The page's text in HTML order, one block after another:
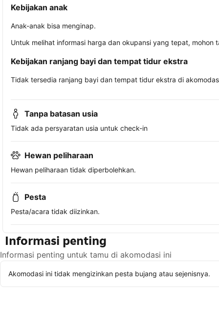
Kebijakan anak
Anak-anak bisa menginap.
Untuk melihat informasi harga dan okupansi yang tepat,
Kebijakan ranjang bayi dan tempat tidur ekstra
Tidak tersedia ranjang bayi dan tempat tidur ekstra di
Tanpa batasan usia
Tidak ada persyaratan usia untuk check-in
Hewan peliharaan
Hewan peliharaan tidak diperbolehkan.
Pesta
Pesta/acara tidak diizinkan.
Informasi penting
Informasi penting untuk tamu di akomodasi ini
Akomodasi ini tidak mengizinkan pesta bujang atau sejenisnya.